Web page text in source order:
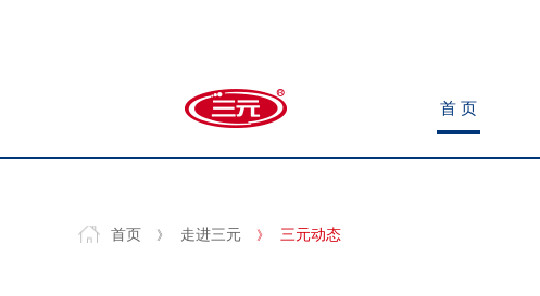
首 页
首 页
首页 》 走进三元 》 三元动态